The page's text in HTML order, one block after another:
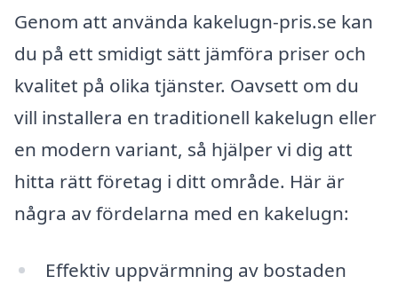
Genom att använda kakelugn-pris.se kan
du på ett smidigt sätt jämföra priser och
kvalitet på olika tjänster. Oavsett om du
vill installera en traditionell kakelugn eller
en modern variant, så hjälper vi dig att
hitta rätt företag i ditt område. Här är
några av fördelarna med en kakelugn:
Effektiv uppvärmning av bostaden